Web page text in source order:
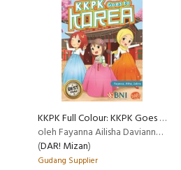
KKPK Full Colour: KKPK Goes to Korea
oleh Fayanna Ailisha Davianny, Naura Athaya Sharif, Zahra Roidah Amalia Hasna
(DAR! Mizan)
Gudang Supplier